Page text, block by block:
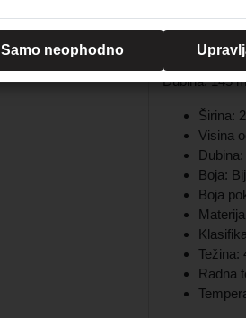
Širina: 225
Visina od
Dubina: 145
Širina:
Visina
Boja:
Boja
Težina:
Radna
Samo neophodno